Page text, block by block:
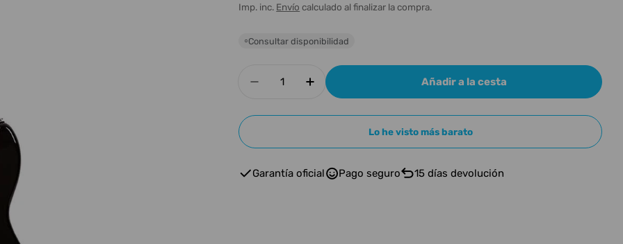
habitual
Imp. inc. Envío calculado al finalizar la compra.
○Consultar disponibilidad
Disminuir cantidad para MARCUS MILLER V7-5 ALDER 2ND
Aumentar cantidad para MARCUS MILLER V7-5
Añadir a la cesta
Lo he visto más barato
Garantía oficial Pago seguro 15 días devolución